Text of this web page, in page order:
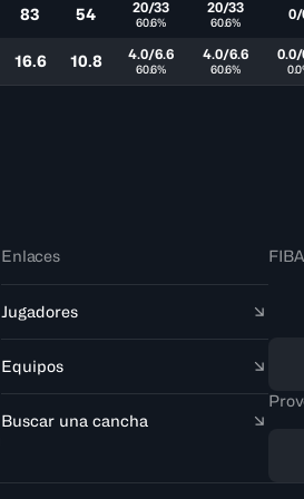
83 54 20/33
60.6%
20/33
60.6% 0/
16.6 10.8 4.0/6.6
60.6%
4.0/6.6
60.6%
0.0/
Enlaces
Jugadores
Equipos
Buscar una cancha